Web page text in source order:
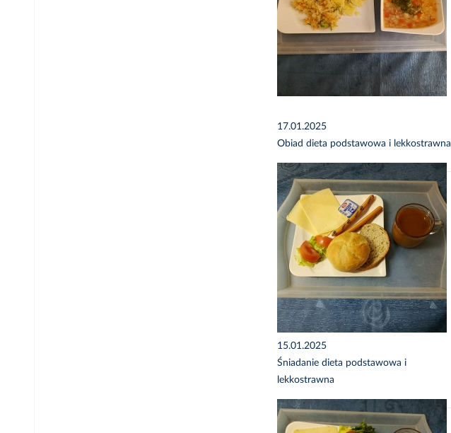
17.01.2025
Obiad dieta podstawowa i lekkostrawna
15.01.2025
Śniadanie dieta podstawowa i
lekkostrawna